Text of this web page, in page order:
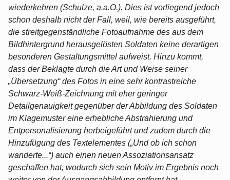
wiederkehren (Schulze, a.a.O.). Dies ist vorliegend jedoch
schon deshalb nicht der Fall, weil, wie bereits ausgeführt,
die streitgegenständliche Fotoaufnahme des aus dem
Bildhintergrund herausgelösten Soldaten keine derartigen
besonderen Gestaltungsmittel aufweist. Hinzu kommt,
dass der Beklagte durch die Art und Weise seiner
„Übersetzung“ des Fotos in eine sehr kontrastreiche
Schwarz-Weiß-Zeichnung mit eher geringer
Detailgenauigkeit gegenüber der Abbildung des Soldaten
im Klagemuster eine erhebliche Abstrahierung und
Entpersonalisierung herbeigeführt und zudem durch die
Hinzufügung des Textelementes („Und ob ich schon
wanderte...“) auch einen neuen Assoziationsansatz
geschaffen hat, wodurch sich sein Motiv im Ergebnis noch